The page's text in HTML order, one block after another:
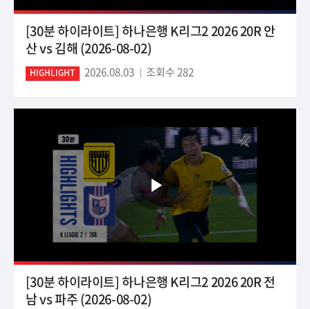
[30분 하이라이트] 하나은행 K리그2 2026 20R 안
산 vs 김해 (2026-08-02)
HIGHLIGHT 2026.08.03 조회수 282
[30분 하이라이트] 하나은행 K리그2 2026 20R 전
남 vs 파주 (2026-08-02)